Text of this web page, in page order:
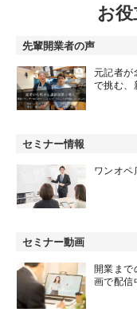
お
先輩開業者の声
元記者が
で挑む
セミナー情報
ワンオペ
セミナー動画
開業まで
画で配信